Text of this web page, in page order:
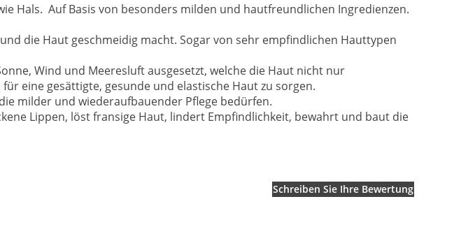
Hals. Auf Basis von besonders milden und hautfreundlichen Ingredienzen.
die Haut geschmeidig macht. Sogar von sehr empfindlichen Hauttypen
Wind und Meeresluft ausgesetzt, welche die Haut nicht nur
eine gesättigte, gesunde und elastische Haut zu sorgen.
milder und wiederaufbauender Pflege bedürfen.
Lippen, löst fransige Haut, lindert Empfindlichkeit, bewahrt und baut die
Schreiben Sie Ihre Bewertung